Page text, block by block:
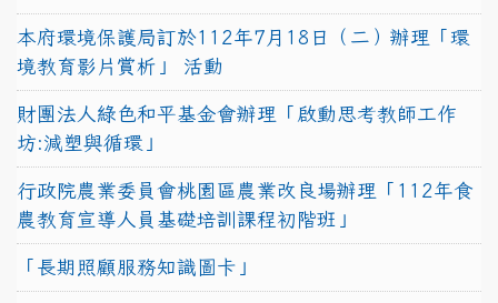
本府環境保護局訂於112年7月18日（二）辦理「環
境教育影片賞析」 活動
財團法人綠色和平基金會辦理「啟動思考教師工作
坊:減塑與循環」
行政院農業委員會桃園區農業改良場辦理「112年食
農教育宣導人員基礎培訓課程初階班」
「長期照顧服務知識圖卡」